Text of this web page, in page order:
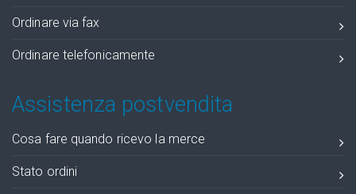
Ordinare via fax
Ordinare telefonicamente
Assistenza postvendita
Cosa fare quando ricevo la merce
Stato ordini